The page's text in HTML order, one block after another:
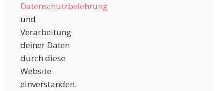
Datenschutzbelehrung
und
Verarbeitung
deiner Daten
durch diese
Website
einverstanden.